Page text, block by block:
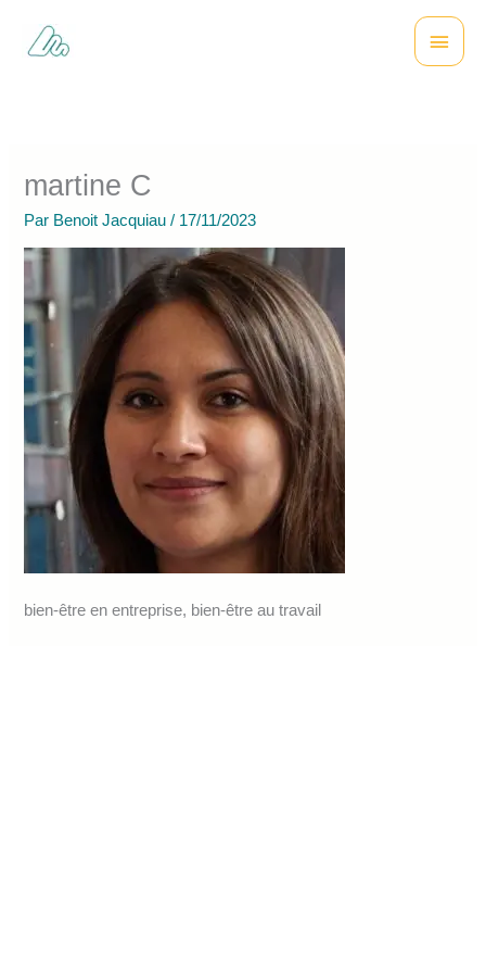
contenu
Menu
martine C
Par Benoit Jacquiau/ 17/11/2023
bien-être en entreprise, bien-être au travail